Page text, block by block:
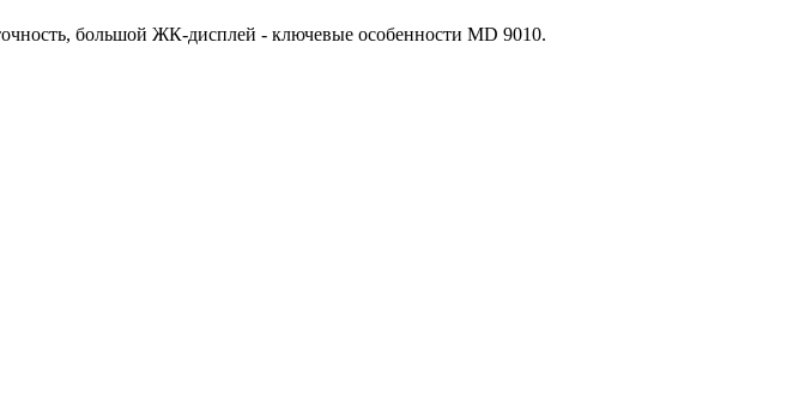
большой ЖК-дисплей - ключевые особенности MD 9010.